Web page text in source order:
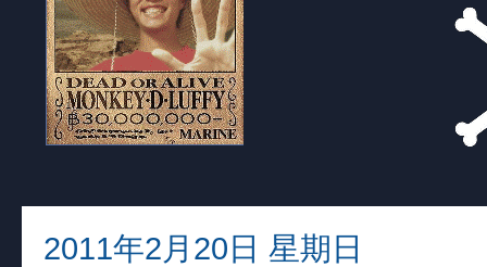
2011年2月20日 星期日